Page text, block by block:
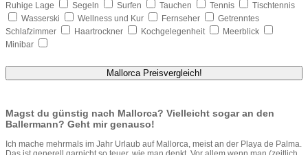
Ruhige Lage
Segeln Surfen Tauchen Tennis
Tischtennis
Wasserski
Wellness und Kur Fernseher
Getrenntes
Schlafzimmer
Haartrockner Kochgelegenheit
Meerblick
Minibar
Mallorca Preisvergleich!
Magst du günstig nach Mallorca? Vielleicht sogar an den
Ballermann? Geht mir genauso!
Ich mache mehrmals im Jahr Urlaub auf Mallorca, meist an der Playa de Palma.